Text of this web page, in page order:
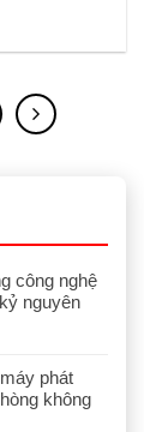
công nghệ
nguyên
phát
không